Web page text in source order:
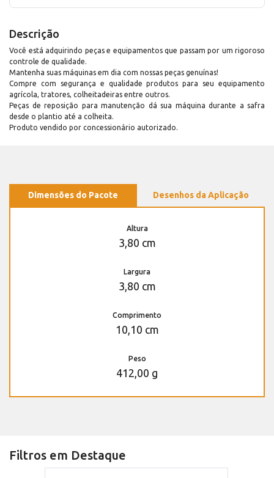
Descrição
Você está adquirindo peças e equipamentos que passam por um rigoroso
controle de qualidade.
Mantenha suas máquinas em dia com nossas peças genuínas!
Compre com segurança e qualidade produtos para seu equipamento
agrícola, tratores, colheitadeiras entre outros.
Peças de reposição para manutenção dá sua máquina durante a safra
desde o plantio até a colheita.
Produto vendido por concessionário autorizado.
Dimensões do Pacote Desenhos da Aplicação
Altura
3,80 cm
Largura
3,80 cm
Comprimento
10,10 cm
Peso
412,00 g
Filtros em Destaque